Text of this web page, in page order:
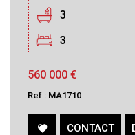
3
3
560 000 €
Ref : MA1710
CONTACT